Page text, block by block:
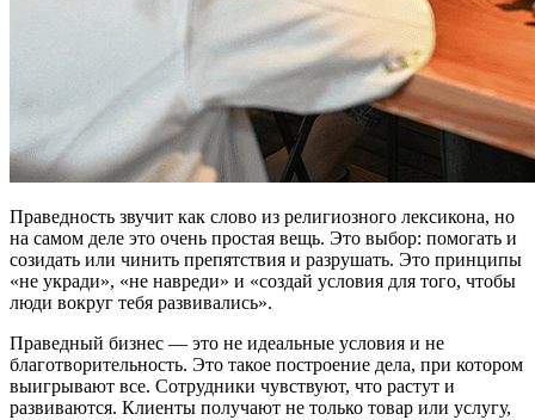
Праведность звучит как слово из религиозного лексикона, но
на самом деле это очень простая вещь. Это выбор: помогать и
созидать или чинить препятствия и разрушать. Это принципы
«не укради», «не навреди» и «создай условия для того, чтобы
люди вокруг тебя развивались».
Праведный бизнес — это не идеальные условия и не
благотворительность. Это такое построение дела, при котором
выигрывают все. Сотрудники чувствуют, что растут и
развиваются. Клиенты получают не только товар или услугу,